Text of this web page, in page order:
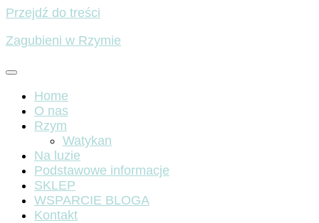
Przejdź do treści
Zagubieni w Rzymie
Home
O nas
Rzym
Watykan
Na luzie
Podstawowe informacje
SKLEP
WSPARCIE BLOGA
Kontakt